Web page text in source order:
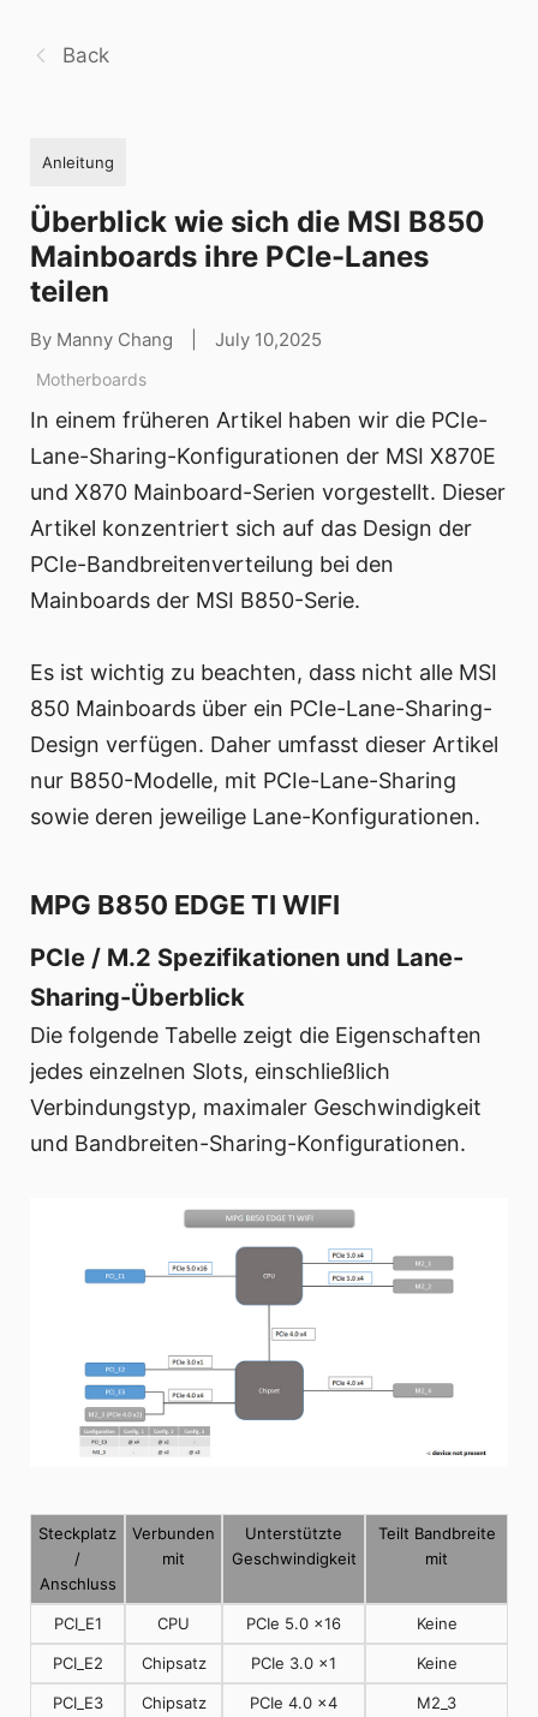
Back
Anleitung
Überblick wie sich die MSI B850
Mainboards ihre PCIe-Lanes
teilen
By Manny Chang July 10,2025
Motherboards
In einem früheren Artikel haben wir die PCIe-
Lane-Sharing-Konfigurationen der MSI X870E
und X870 Mainboard-Serien vorgestellt. Dieser
Artikel konzentriert sich auf das Design der
PCIe-Bandbreitenverteilung bei den
Mainboards der MSI B850-Serie.
Es ist wichtig zu beachten, dass nicht alle MSI
850 Mainboards über ein PCIe-Lane-Sharing-
Design verfügen. Daher umfasst dieser Artikel
nur B850-Modelle, mit PCIe-Lane-Sharing
sowie deren jeweilige Lane-Konfigurationen.
MPG B850 EDGE TI WIFI
PCIe / M.2 Spezifikationen und Lane-
Sharing-Überblick
Die folgende Tabelle zeigt die Eigenschaften
jedes einzelnen Slots, einschließlich
Verbindungstyp, maximaler Geschwindigkeit
und Bandbreiten-Sharing-Konfigurationen.
Steckplatz
/
Anschluss
Verbunden
mit
Unterstützte
Geschwindigkeit
Teilt Bandbreite
mit
PCI_E1 CPU PCIe 5.0 x16 Keine
PCI_E2 Chipsatz PCIe 3.0 x1 Keine
PCI_E3 Chipsatz PCIe 4.0 x4 M2_3